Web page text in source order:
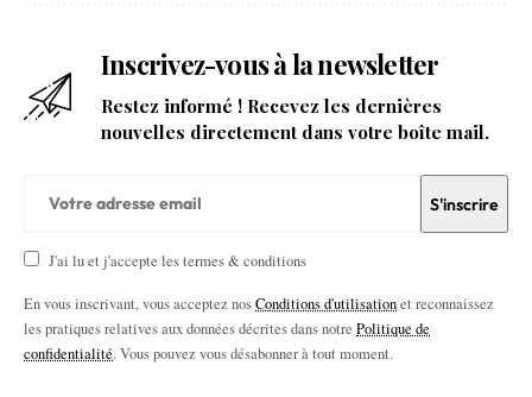
Inscrivez-vous à la newsletter
Restez informé ! Recevez les dernières
nouvelles directement dans votre boîte mail.
J'ai lu et j'accepte les termes & conditions
En vous inscrivant, vous acceptez nosConditions d'utilisationet reconnaissez
les pratiques relatives aux données décrites dans notre Politique de
confidentialité. Vous pouvez vous désabonner à tout moment.